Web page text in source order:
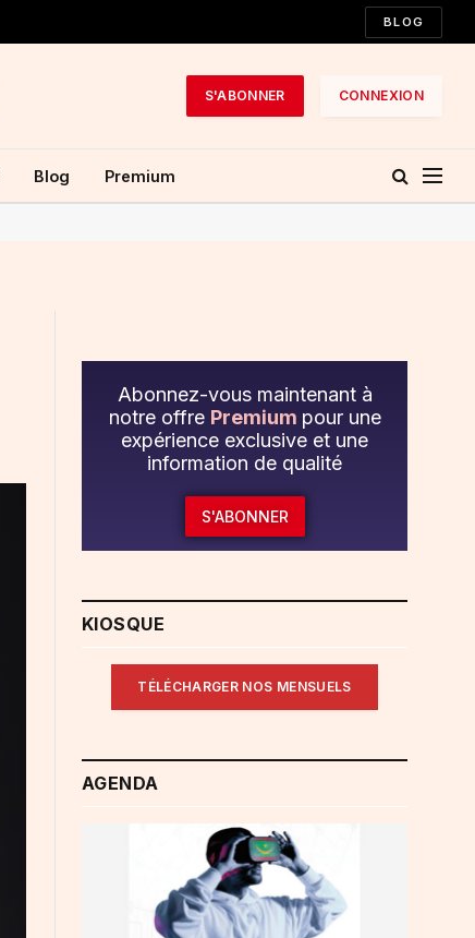
BLOG
S'ABONNER CONNEXION
Blog Premium
Abonnez-vous maintenant à
notre offre Premium pour une
expérience exclusive et une
information de qualité
S'ABONNER
KIOSQUE
TÉLÉCHARGER NOS MENSUELS
AGENDA